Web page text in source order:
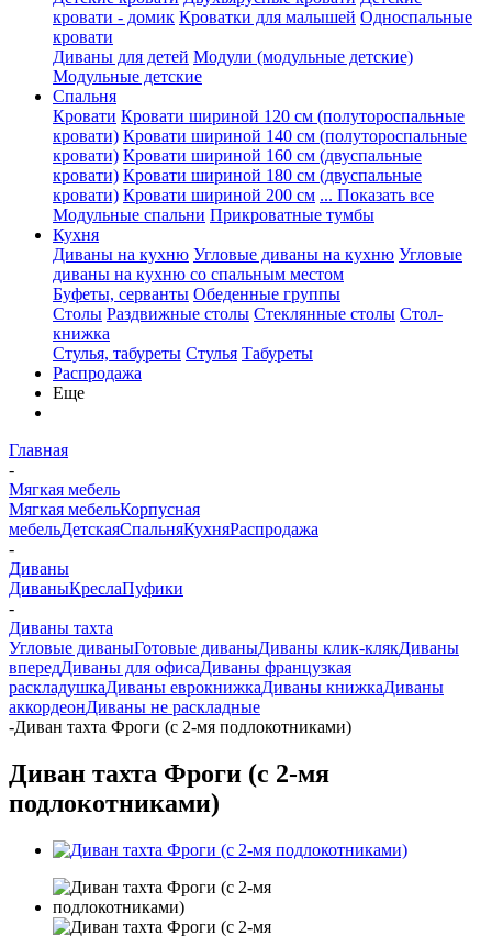
кровати - домик Кроватки для малышей Односпальные
кровати
Диваны для детей Модули (модульные детские)
Модульные детские
Спальня
Кровати Кровати шириной 120 см (полутороспальные
кровати) Кровати шириной 140 см (полутороспальные
кровати) Кровати шириной 160 см (двуспальные
кровати) Кровати шириной 180 см (двуспальные
кровати) Кровати шириной 200 см ... Показать все
Модульные спальни Прикроватные тумбы
Кухня
Диваны на кухню Угловые диваны на кухню Угловые
диваны на кухню со спальным местом
Буфеты, серванты Обеденные группы
Столы Раздвижные столы Стеклянные столы Стол-
книжка
Стулья, табуреты Стулья Табуреты
Распродажа
Еще
Главная
-
Мягкая мебель
Мягкая мебельКорпусная
мебельДетскаяСпальняКухняРаспродажа
-
Диваны
ДиваныКреслаПуфики
-
Диваны тахта
Угловые диваныГотовые диваныДиваны клик-клякДиваны
впередДиваны для офисаДиваны французкая
раскладушкаДиваны еврокнижкаДиваны книжкаДиваны
аккордеонДиваны не раскладные
-Диван тахта Фроги (с 2-мя подлокотниками)
Диван тахта Фроги (с 2-мя
подлокотниками)